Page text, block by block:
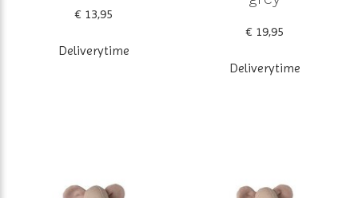
€ 13,95
Deliverytime
€ 19,95
Deliverytime